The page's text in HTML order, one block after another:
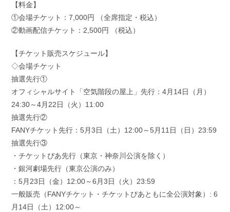
【料金】
①会場チケット：7,000円 （全席指定・税込）
②動画配信チケット：2,500円 （税込）
【チケット販売スケジュール】
◇会場チケット
抽選先行①
オフィシャルサイト「空気階段の屋上」先行：4月14日（月）
24:30～4月22日（火）11:00
抽選先行②
FANYチケット先行：5月3日（土）12:00～5月11日（日）23:59
抽選先行③
・チケットぴあ先行（東京・神奈川公演を除く）
・銀河劇場先行（東京公演のみ）
：5月23日（金）12:00～6月3日（火）23:59
一般販売（FANYチケット・チケットぴあともに全公演対象）: 6
月14日（土）12:00～